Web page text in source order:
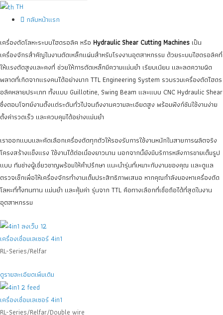
TH
กลับหน้าแรก
เครื่องตัดโลหะระบบไฮดรอลิค หรือ Hydraulic Shear Cutting Machines เป็น
เครื่องจักรสำคัญในงานตัดเหล็กแผ่นสำหรับโรงงานอุตสาหกรรม ด้วยระบบไฮดรอลิคที่
ให้แรงตัดสูงและคงที่ ช่วยให้การตัดเหล็กมีความแม่นยำ เรียบเนียน และลดความผิด
พลาดที่เกิดจากแรงคนได้อย่างมาก TTL Engineering System รวบรวมเครื่องตัดไฮดร
อลิคหลายประเภท ทั้งแบบ Guillotine, Swing Beam และแบบ CNC Hydraulic Shear
ซึ่งตอบโจทย์งานตั้งแต่ระดับทั่วไปจนถึงงานความละเอียดสูง พร้อมฟังก์ชันใช้งานง่าย
ตั้งค่ารวดเร็ว และควบคุมได้อย่างแม่นยำ
เราออกแบบและคัดเลือกเครื่องตัดทุกตัวให้รองรับการใช้งานหนักในสายการผลิตจริง
โครงสร้างแข็งแรง ใช้งานได้ต่อเนื่องยาวนาน นอกจากนี้ยังมีบริการหลังการขายเต็มรูป
แบบ ทีมช่างผู้เชี่ยวชาญพร้อมให้คำปรึกษา แนะนำรุ่นที่เหมาะกับงานของคุณ และดูแล
ตรวจเช็กเพื่อให้เครื่องจักรทำงานเต็มประสิทธิภาพเสมอ หากคุณกำลังมองหาเครื่องตัด
โลหะที่ทั้งทนทาน แม่นยำ และคุ้มค่า รุ่นจาก TTL คือทางเลือกที่เชื่อถือได้ที่สุดในงาน
อุตสาหกรรม
เครื่องเชื่อมเลเซอร์ 4in1
RL-Series/Relfar
ดูรายละเอียดเพิ่มเติม
เครื่องเชื่อมเลเซอร์ 4in1
RL-Series/Relfar/Double wire